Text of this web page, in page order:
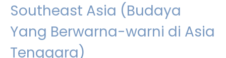
Southeast Asia (Budaya
Yang Berwarna-warni di Asia
Tenggara)